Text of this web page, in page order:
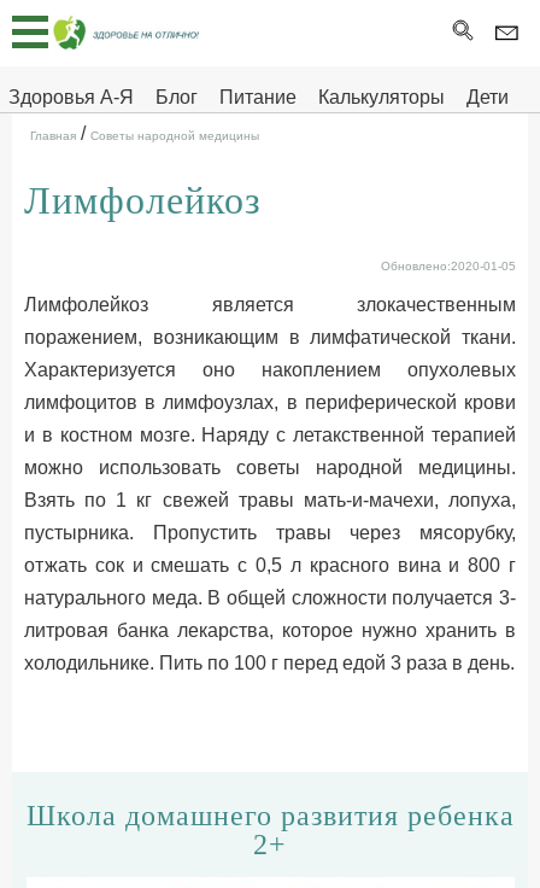
Здоровья А-Я Блог Питание Калькуляторы
Дети
Здоровье на отлично
Главная
Тесты
Про
ДЕТЯМ
Главная / Советы народной медицины
Лимфолейкоз
Обновлено:2020-01-05
Лимфолейкоз является злокачественным
поражением, возникающим в лимфатической ткани.
Характеризуется оно накоплением опухолевых
лимфоцитов в лимфоузлах, в периферической крови
и в костном мозге. Наряду с летакственной терапией
можно использовать советы народной медицины.
Взять по 1 кг свежей травы мать-и-мачехи, лопуха,
пустырника. Пропустить травы через мясорубку,
отжать сок и смешать с 0,5 л красного вина и 800 г
натурального меда. В общей сложности получается 3-
литровая банка лекарства, которое нужно хранить в
холодильнике. Пить по 100 г перед едой 3 раза в день.
Школа домашнего развития ребенка
2+